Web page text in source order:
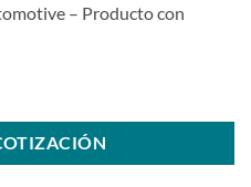
– Producto con